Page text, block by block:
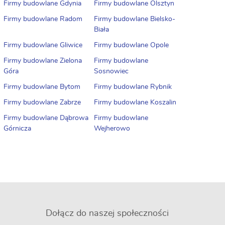
Firmy budowlane Gdynia Firmy budowlane Olsztyn
Firmy budowlane Radom
Firmy budowlane Bielsko-
Biała
Firmy budowlane Gliwice Firmy budowlane Opole
Firmy budowlane Zielona
Góra
Firmy budowlane
Sosnowiec
Firmy budowlane Bytom Firmy budowlane Rybnik
Firmy budowlane Zabrze Firmy budowlane Koszalin
Firmy budowlane Dąbrowa
Górnicza
Firmy budowlane
Wejherowo
Dołącz do naszej społeczności